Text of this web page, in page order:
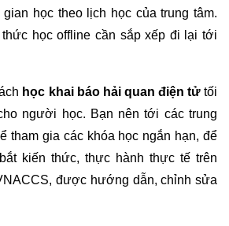
học theo lịch học của trung tâm.
học offline cần sắp xếp đi lại tới
học khai báo hải quan điện tửtối
người học. Bạn nên tới các trung
tham gia các khóa học ngắn hạn, để
kiến thức, thực hành thực tế trên
được hướng dẫn, chỉnh sửa